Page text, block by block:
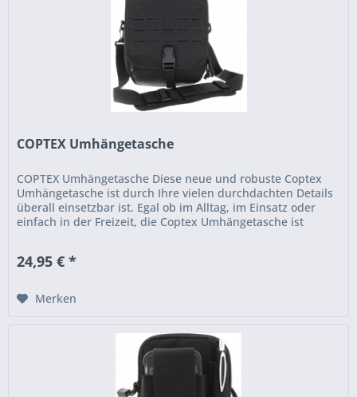
COPTEX Umhängetasche
COPTEX Umhängetasche Diese neue und robuste Coptex
Umhängetasche ist durch Ihre vielen durchdachten Details
überall einsetzbar ist. Egal ob im Alltag, im Einsatz oder
einfach in der Freizeit, die Coptex Umhängetasche ist
24,95 € *
Merken